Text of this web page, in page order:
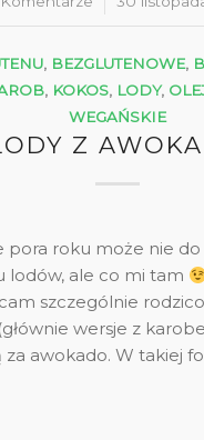
, BEZGLUTENOWE,
, KOKOS, LODY,
WEGAŃSKIE
Z
pora roku może nie
lodów, ale co mi tam
szczególnie
wersje z
za awokado. W takiej